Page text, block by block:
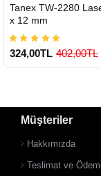
GÖNDERİ
Tanex TW-2280 Laser
x 12 mm
324,00TL 402,00TL
Müşteriler
Hakkımızda
Teslimat ve